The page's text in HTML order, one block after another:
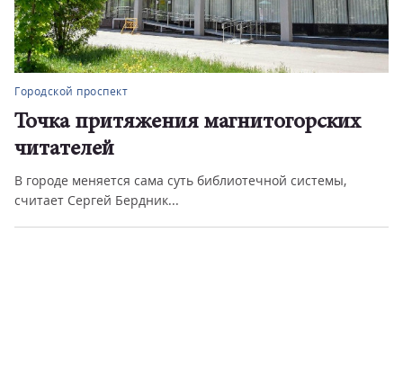
Городской проспект
Точка притяжения магнитогорских
читателей
В городе меняется сама суть библиотечной системы,
считает Сергей Бердник...